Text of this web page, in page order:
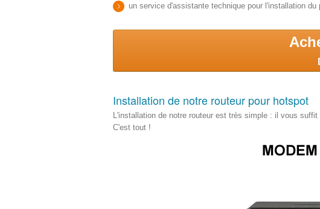
un service d'assistante technique pour l'installation du
Installation de notre routeur pour hotspot
L'installation de notre routeur est très simple : il vous
C'est tout !